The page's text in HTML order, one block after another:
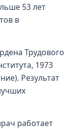
53 лет
в
Трудового
1973
Результат
работает